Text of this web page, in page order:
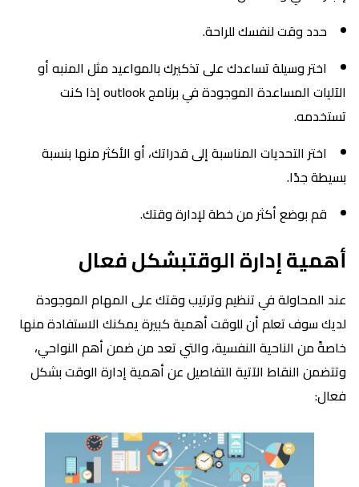
حدد وقت لنفسك للراحة.
اختر وسيلة تساعدك على تذكيرك بالمواعيد مثل المنبه أو
الآليات المساعدة الموجودة في برنامج outlook إذا كنت
تستخدمه.
اختر التحديات المناسبة إلى قدراتك، أو الأكثر منها بنسبة
بسيطة جدًا.
قم بوضع أكثر من خطة لإدارة وقتك.
أهمية إدارة الوقتبشكل فعال
عند المحاولة في تنظيم وترتيب وقتك على المهام الموجودة
لديك سوف تعلم أن للوقت أهمية كبيرة يمكنك الاستفادة منها
خاصةً من الناحية النفسية، والتي تعد من ضمن أهم النواحي،
وتتضمن النقاط الآتية التفاصيل عن أهمية إدارة الوقت بشكل
فعال: